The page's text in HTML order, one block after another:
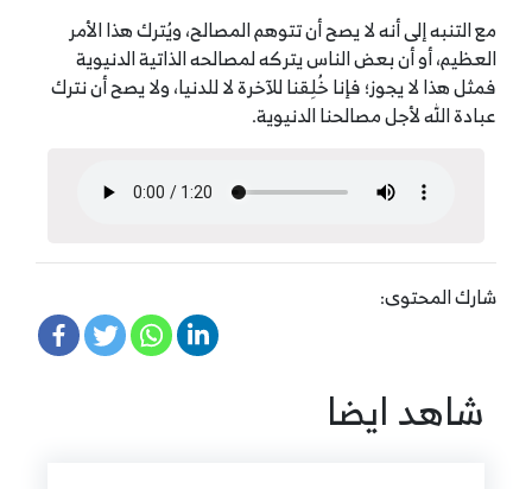
مع التنبه إلى أنه لا يصح أن تتوهم المصالح، ويُترك هذا الأمر
العظيم، أو أن بعض الناس يتركه لمصالحه الذاتية الدنيوية
فمثل هذا لا يجوز؛ فإنا خُلِقنا للآخرة لا للدنيا، ولا يصح أن نترك
عبادة الله لأجل مصالحنا الدنيوية.
شارك المحتوى:
شاهد ايضا